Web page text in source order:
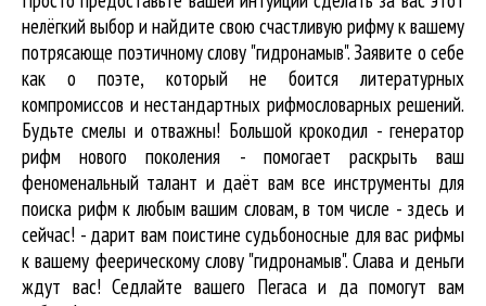
нелёгкий выбор и найдите свою счастливую рифму к вашему
потрясающе поэтичному слову "гидронамыв". Заявите о себе
как о поэте, который не боится литературных
компромиссов и нестандартных рифмословарных решений.
Будьте смелы и отважны! Большой крокодил - генератор
рифм нового поколения - помогает раскрыть ваш
феноменальный талант и даёт вам все инструменты для
поиска рифмк любым вашим словам, в том числе - здесь и
сейчас! - дарит вам поистине судьбоносные для вас рифмы
к вашему феерическому слову "гидронамыв". Слава и деньги
ждут вас! Седлайте вашего Пегаса и да помогут вам